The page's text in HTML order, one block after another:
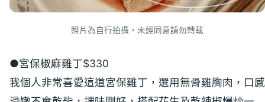
照片為自行拍攝，未經同意請勿轉載
●宮保椒麻雞丁$330
我個人非常喜愛這道宮保雞丁，選用無骨雞胸肉，口感